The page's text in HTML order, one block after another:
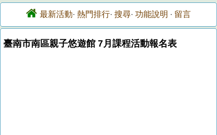
最新活動· 熱門排行· 搜尋· 功能說明 · 留言
臺南市南區親子悠遊館 7月課程活動報名表